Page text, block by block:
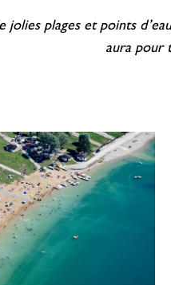
plages et points
aura pour